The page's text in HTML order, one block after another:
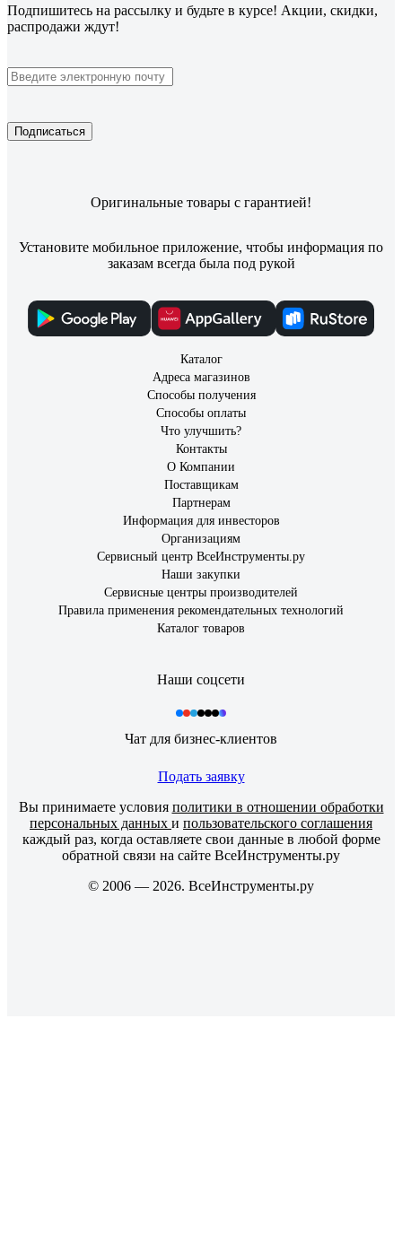
Подпишитесь на рассылку и будьте в курсе! Акции, скидки,
распродажи ждут!
Подписаться
Оригинальные товары с гарантией!
Установите мобильное приложение, чтобы информация по
заказам всегда была под рукой
Каталог
Адреса магазинов
Способы получения
Способы оплаты
Что улучшить?
Контакты
О Компании
Поставщикам
Партнерам
Информация для инвесторов
Организациям
Сервисный центр ВсеИнструменты.ру
Наши закупки
Сервисные центры производителей
Правила применения рекомендательных технологий
Каталог товаров
Наши соцсети
Чат для бизнес-клиентов
Подать заявку
Вы принимаете условия политики в отношении обработки
персональных данных и пользовательского соглашения
каждый раз, когда оставляете свои данные в любой форме
обратной связи на сайте ВсеИнструменты.ру
© 2006 — 2026. ВсеИнструменты.ру